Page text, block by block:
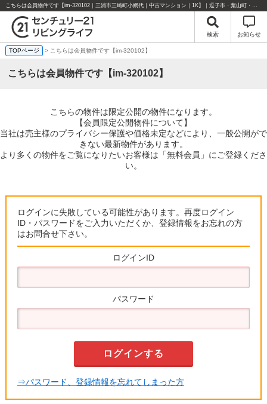
こちらは会員物件です【im-320102｜三浦市三崎町小網代｜中古マンション｜1K】｜逗子市・葉山町・湘南エリアの不動産のことならセンチュリー21リビングライフにお任せください！
検索 お知らせ
TOPページ > こちらは会員物件です【im-320102】
こちらは会員物件です【im-320102】
こちらの物件は限定公開の物件になります。
【会員限定公開物件について】
当社は売主様のプライバシー保護や価格未定などにより、一般公開がで
きない最新物件があります。
より多くの物件をご覧になりたいお客様は「無料会員」にご登録くださ
い。
ログインに失敗している可能性があります。再度ログイン
ID・パスワードをご入力いただくか、登録情報をお忘れの方
はお問合せ下さい。
ログインID
パスワード
⇒パスワード、登録情報を忘れてしまった方